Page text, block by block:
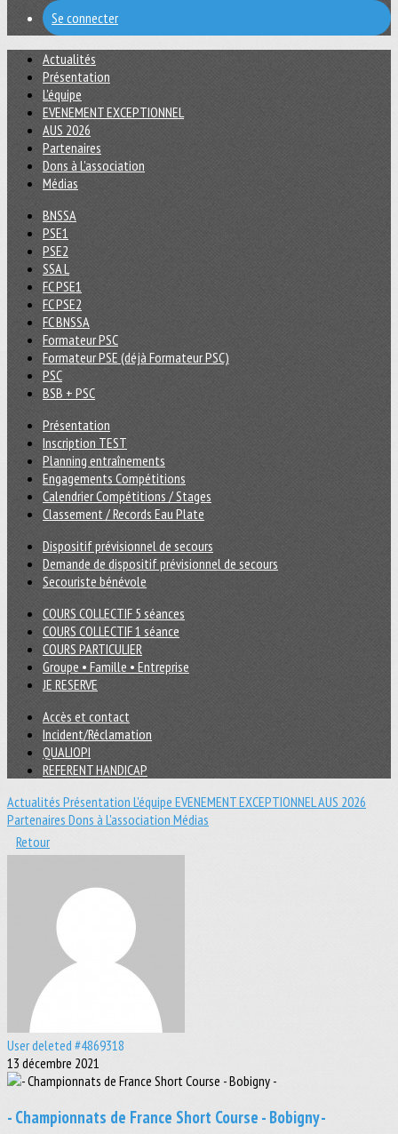
Se connecter
Actualités
Présentation
L'équipe
EVENEMENT EXCEPTIONNEL
AUS 2026
Partenaires
Dons à L'association
Médias
BNSSA
PSE1
PSE2
SSA L
FC PSE1
FC PSE2
FC BNSSA
Formateur PSC
Formateur PSE (déjà Formateur PSC)
PSC
BSB + PSC
Présentation
Inscription TEST
Planning entraînements
Engagements Compétitions
Calendrier Compétitions / Stages
Classement / Records Eau Plate
Dispositif prévisionnel de secours
Demande de dispositif prévisionnel de secours
Secouriste bénévole
COURS COLLECTIF 5 séances
COURS COLLECTIF 1 séance
COURS PARTICULIER
Groupe • Famille • Entreprise
JE RESERVE
Accès et contact
Incident/Réclamation
QUALIOPI
REFERENT HANDICAP
Actualités Présentation L'équipe EVENEMENT EXCEPTIONNELAUS 2026
Partenaires Dons à L'association Médias
Retour
User deleted #4869318
13 décembre 2021
- Championnats de France Short Course - Bobigny -